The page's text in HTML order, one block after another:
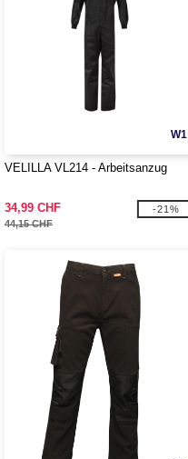
W1
VELILLA VL214 - Arbeitsanzug
34,99 CHF
44,15 CHF
-21%